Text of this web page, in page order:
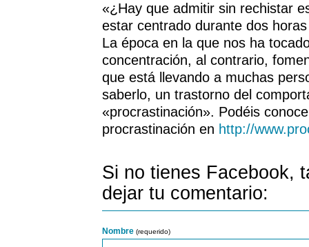
«¿Hay que admitir sin rechistar
estar centrado durante dos
La época en la que nos ha
concentración, al contrario,
que está llevando a muchas
saberlo, un trastorno del
«procrastinación». Podéis
procrastinación en http://
Si no tienes Facebook,
dejar tu comentario:
Nombre (requerido)